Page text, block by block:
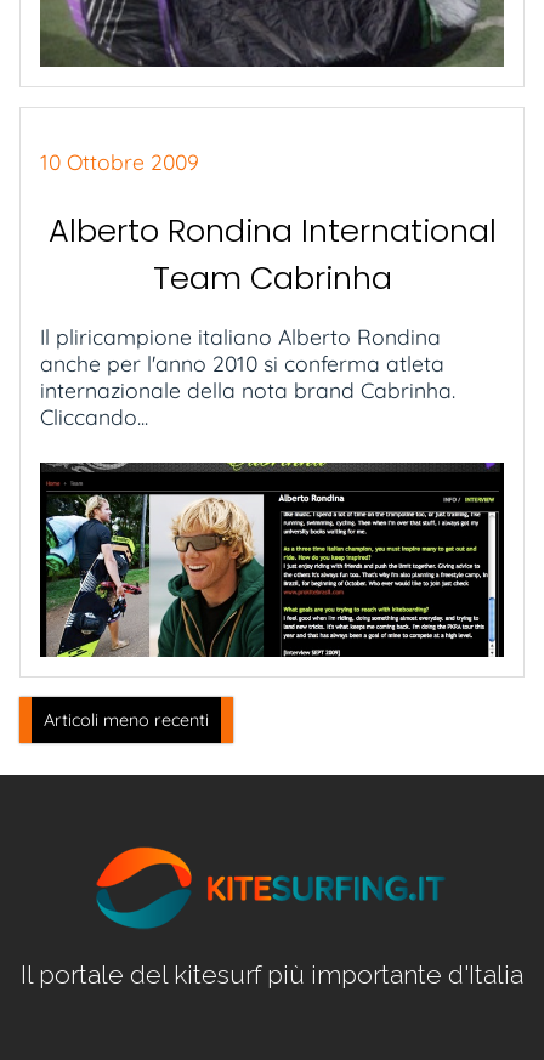
10 Ottobre 2009
Alberto Rondina International
Team Cabrinha
Il pliricampione italiano Alberto Rondina
anche per l'anno 2010 si conferma atleta
internazionale della nota brand Cabrinha.
Cliccando...
Navigazione
articoli
Articoli meno recenti
Il portale del kitesurf più importante d'Italia